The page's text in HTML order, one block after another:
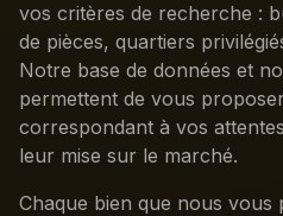
vos critères de recherche :
de pièces, quartiers
Notre base de données et
permettent de vous
correspondant à vos
leur mise sur le marché.
Chaque bien que nous vous